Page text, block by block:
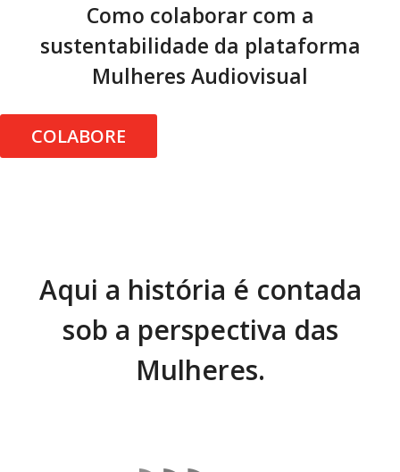
Como colaborar com a
sustentabilidade da plataforma
Mulheres Audiovisual
COLABORE
Aqui a história é contada
sob a perspectiva das
Mulheres.